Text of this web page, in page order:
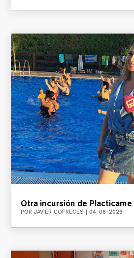
Otra incursión de Placticame
PORJAVIER COFRECES | 04-08-2026